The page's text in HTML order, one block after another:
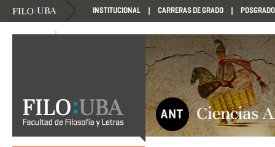
INSTITUCIONAL CARRERAS DE GRADO POSGRADO
NOVEDADES NOVEDADES